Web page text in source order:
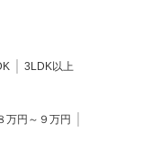
3LDK以上
万円～９万円